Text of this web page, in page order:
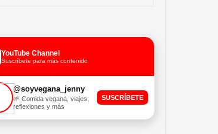
YouTube Channel
Suscríbete para más contenido
@soyvegana_jenny
🌱 Comida vegana, viajes,
reflexiones y más
SUSCRÍBETE